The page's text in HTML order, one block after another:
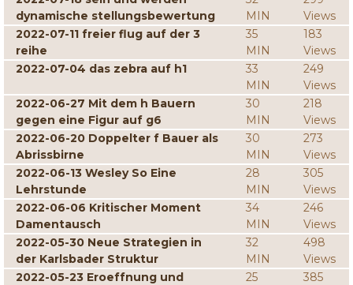
dynamische stellungsbewertung
MIN
Views
2022-07-11 freier flug auf der 3
reihe
35
MIN
183
Views
2022-07-04 das zebra auf h1
33
MIN
249
Views
2022-06-27 Mit dem h Bauern
gegen eine Figur auf g6
30
MIN
218
Views
2022-06-20 Doppelter f Bauer als
Abrissbirne
30
MIN
273
Views
2022-06-13 Wesley So Eine
Lehrstunde
28
MIN
305
Views
2022-06-06 Kritischer Moment
Damentausch
34
MIN
246
Views
2022-05-30 Neue Strategien in
der Karlsbader Struktur
32
MIN
498
Views
2022-05-23 Eroeffnung und
25
385